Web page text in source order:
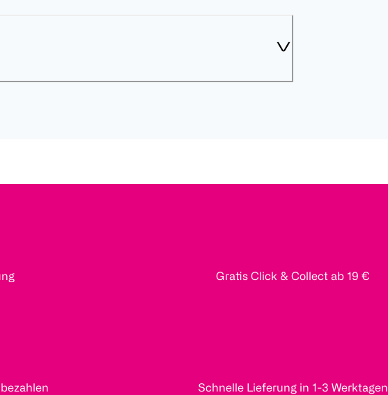
Gratis Click & Collect ab 19 €
Schnelle Lieferung in 1-3 Werktagen